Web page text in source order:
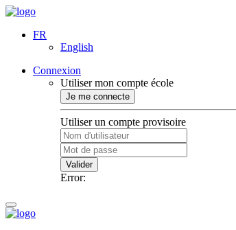
FR
English
Connexion
Utiliser mon compte école
Je me connecte
Utiliser un compte provisoire
Valider
Error: